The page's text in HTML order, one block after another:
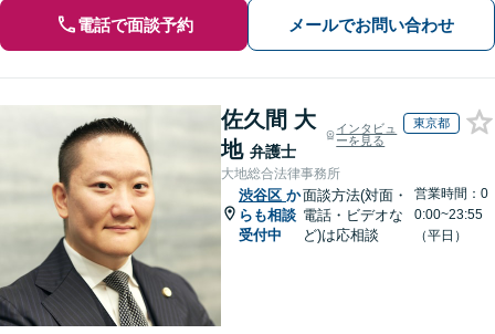
電話で面談予約 メールでお問い合わせ
佐久間 大
地 弁護士
インタビュ
ーを見る
東京都
大地総合法律事務所
渋谷区 か
らも相談
受付中
面談方法(対面・
電話・ビデオな
ど)は応相談
営業時間：0
0:00~23:55
（平日）